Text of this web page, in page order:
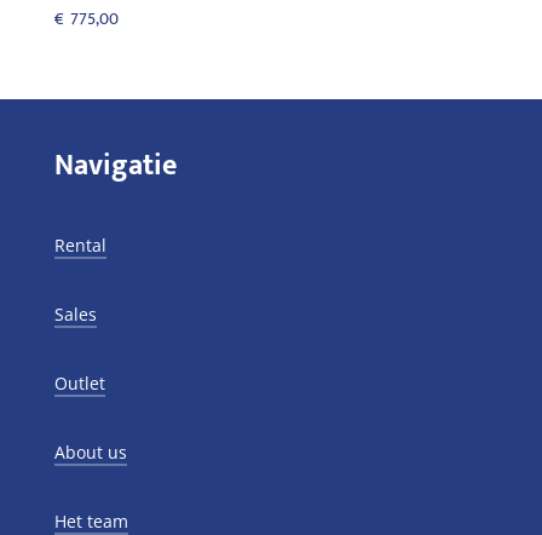
€ 775,00
Navigatie
Rental
Sales
Outlet
About us
Het team